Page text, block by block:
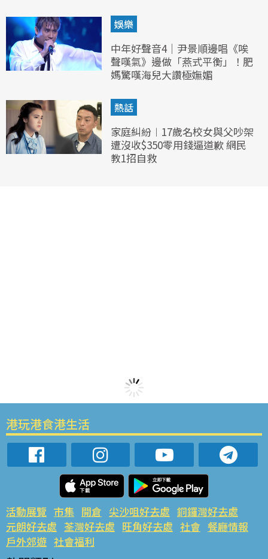
娛樂
中年好聲音4｜尹景順邊唱《唉
聲嘆氣》邊做「燕式平衡」！肥
媽驚嘆海兒大讚極嫵媚
熱話
家庭糾紛︱17歲名校女與父吵架
遭沒收$350零用錢逼道歉 網民
教1招自救
港玩港食港生活
活動展覽 市集 開倉 尖沙咀好去處 銅鑼灣好去處
元朗好去處 荃灣好去處 旺角好去處 社會 餐廳情報
戶外郊遊 社會福利